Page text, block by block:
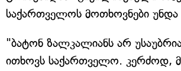
საქართველოს მოთხოვნები უნდა
"ბატონ ზალკალიანს არ
ითხოვს საქართველო. კერძოდ,